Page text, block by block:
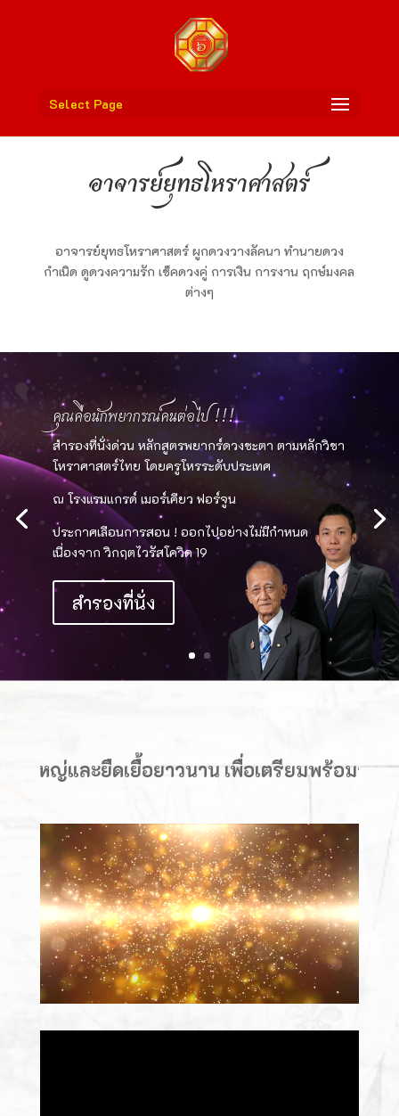
Select Page
อาจารย์ยุทธโหราศาสตร์
อาจารย์ยุทธโหราศาสตร์ ผูกดวงวางลัคนา ทำนายดวง
กำเนิด ดูดวงความรัก เช็คดวงคู่ การเงิน การงาน ฤกษ์มงคล
ต่างๆ
คุณคือนักพยากรณ์คนต่อไป !!!
สำรองที่นั่งด่วน หลักสูตรพยากร์ดวงชะตา ตามหลักวิชา
โหราศาสตร์ไทย โดยครูโหรระดับประเทศ
ณ โรงแรมแกรด์ เมอร์เคียว ฟอร์จูน
ประกาศเลือนการสอน ! ออกไปอย่างไม่มีกำหนด
เนื่องจาก วิกฤตไวรัสโควิด 19
สำรองที่นั่ง
ยืดเยื้อยาวนาน เพื่อเตรียมพร้อมรับมือสถ